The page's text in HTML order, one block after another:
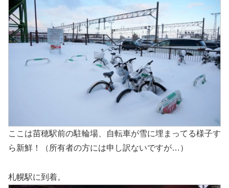
ここは苗穂駅前の駐輪場、自転車が雪に埋まってる様子す
ら新鮮！（所有者の方には申し訳ないですが…）
札幌駅に到着。